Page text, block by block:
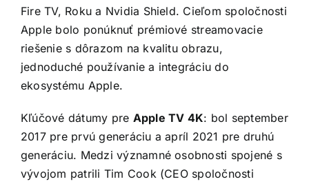
Fire TV, Roku a Nvidia Shield. Cieľom spoločnosti
Apple bolo ponúknuť prémiové streamovacie
riešenie s dôrazom na kvalitu obrazu,
jednoduché používanie a integráciu do
ekosystému Apple.
Kľúčové dátumy pre Apple TV 4K: bol september
2017 pre prvú generáciu a apríl 2021 pre druhú
generáciu. Medzi významné osobnosti spojené s
vývojom patrili Tim Cook (CEO spoločnosti